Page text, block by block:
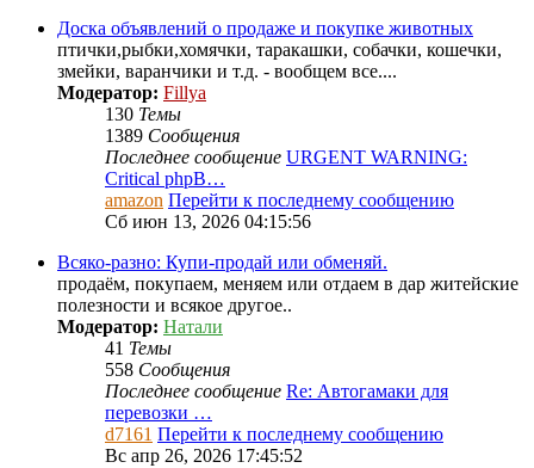
Доска объявлений о продаже и покупке животных
птички,рыбки,хомячки, таракашки, собачки, кошечки,
змейки, варанчики и т.д. - вообщем все....
Модератор: Fillya
130 Темы
1389 Сообщения
Последнее сообщение URGENT WARNING:
Critical phpB…
amazon Перейти к последнему сообщению
Сб июн 13, 2026 04:15:56
Всяко-разно: Купи-продай или обменяй.
продаём, покупаем, меняем или отдаем в дар житейские
полезности и всякое другое..
Модератор: Натали
41 Темы
558 Сообщения
Последнее сообщение Re: Автогамаки для
перевозки …
d7161 Перейти к последнему сообщению
Вс апр 26, 2026 17:45:52